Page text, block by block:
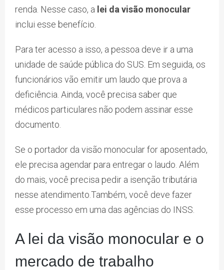
renda. Nesse caso, a lei da visão monocular
inclui esse benefício.
Para ter acesso a isso, a pessoa deve ir a uma
unidade de saúde pública do SUS. Em seguida, os
funcionários vão emitir um laudo que prova a
deficiência. Ainda, você precisa saber que
médicos particulares não podem assinar esse
documento.
Se o portador da visão monocular for aposentado,
ele precisa agendar para entregar o laudo. Além
do mais, você precisa pedir a isenção tributária
nesse atendimento.Também, você deve fazer
esse processo em uma das agências do INSS.
A lei da visão monocular e o
mercado de trabalho